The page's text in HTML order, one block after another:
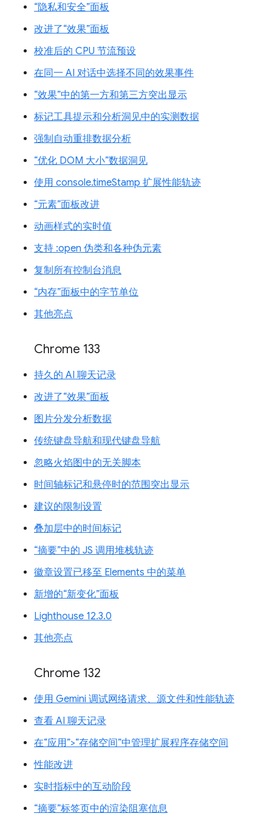
“隐私和安全”面板
改进了“效果”面板
校准后的 CPU 节流预设
在同一 AI 对话中选择不同的效果事件
“效果”中的第一方和第三方突出显示
标记工具提示和分析洞见中的实测数据
强制自动重排数据分析
“优化 DOM 大小”数据洞见
使用 console.timeStamp 扩展性能轨迹
“元素”面板改进
动画样式的实时值
支持 :open 伪类和各种伪元素
复制所有控制台消息
“内存”面板中的字节单位
其他亮点
Chrome 133
持久的 AI 聊天记录
改进了“效果”面板
图片分发分析数据
传统键盘导航和现代键盘导航
忽略火焰图中的无关脚本
时间轴标记和悬停时的范围突出显示
建议的限制设置
叠加层中的时间标记
“摘要”中的 JS 调用堆栈轨迹
徽章设置已移至 Elements 中的菜单
新增的“新变化”面板
Lighthouse 12.3.0
其他亮点
Chrome 132
使用 Gemini 调试网络请求、源文件和性能轨迹
查看 AI 聊天记录
在“应用”>“存储空间”中管理扩展程序存储空间
性能改进
实时指标中的互动阶段
“摘要”标签页中的渲染阻塞信息